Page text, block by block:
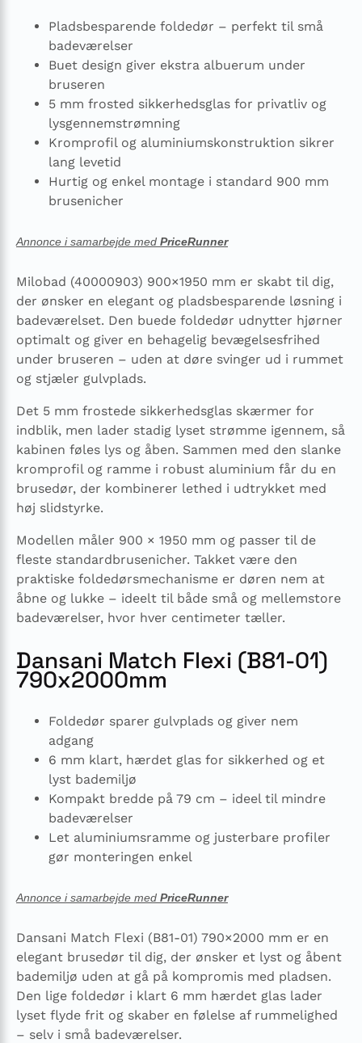
Pladsbesparende foldedør – perfekt til små
badeværelser
Buet design giver ekstra albuerum under
bruseren
5 mm frosted sikkerhedsglas for privatliv og
lysgennemstrømning
Kromprofil og aluminiumskonstruktion sikrer
lang levetid
Hurtig og enkel montage i standard 900 mm
brusenicher
Annonce i samarbejde med PriceRunner
Milobad (40000903) 900×1950 mm er skabt til dig,
der ønsker en elegant og pladsbesparende løsning i
badeværelset. Den buede foldedør udnytter hjørner
optimalt og giver en behagelig bevægelsesfrihed
under bruseren – uden at døre svinger ud i rummet
og stjæler gulvplads.
Det 5 mm frostede sikkerhedsglas skærmer for
indblik, men lader stadig lyset strømme igennem, så
kabinen føles lys og åben. Sammen med den slanke
kromprofil og ramme i robust aluminium får du en
brusedør, der kombinerer lethed i udtrykket med
høj slidstyrke.
Modellen måler 900 × 1950 mm og passer til de
fleste standardbrusenicher. Takket være den
praktiske foldedørsmechanisme er døren nem at
åbne og lukke – ideelt til både små og mellemstore
badeværelser, hvor hver centimeter tæller.
Dansani Match Flexi (B81-01)
790x2000mm
Foldedør sparer gulvplads og giver nem
adgang
6 mm klart, hærdet glas for sikkerhed og et
lyst bademiljø
Kompakt bredde på 79 cm – ideel til mindre
badeværelser
Let aluminiumsramme og justerbare profiler
gør monteringen enkel
Annonce i samarbejde med PriceRunner
Dansani Match Flexi (B81-01) 790×2000 mm er en
elegant brusedør til dig, der ønsker et lyst og åbent
bademiljø uden at gå på kompromis med pladsen.
Den lige foldedør i klart 6 mm hærdet glas lader
lyset flyde frit og skaber en følelse af rummelighed
– selv i små badeværelser.